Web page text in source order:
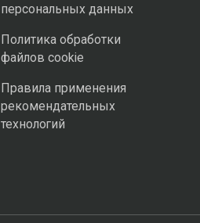
персональных данных
Политика обработки
файлов cookie
Правила применения
рекомендательных
технологий